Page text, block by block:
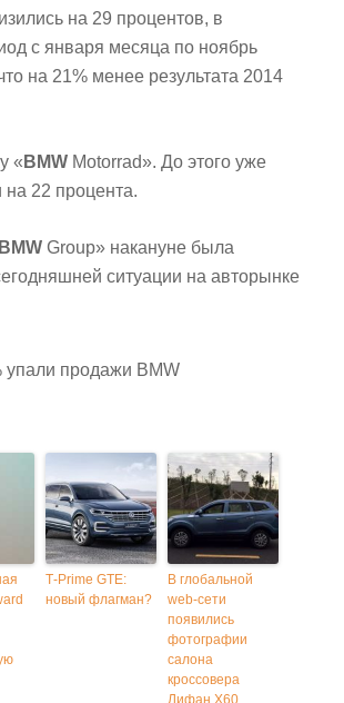
на 29 процентов, в
с января месяца по ноябрь
на 21% менее результата 2014
« BMW Motorrad». До этого уже
на 22 процента.
BMW Group» накануне была
ситуации на авторынке
Т-Prime GTE:
новый флагман?
В глобальной
web-сети
появились
фотографии
салона
кроссовера